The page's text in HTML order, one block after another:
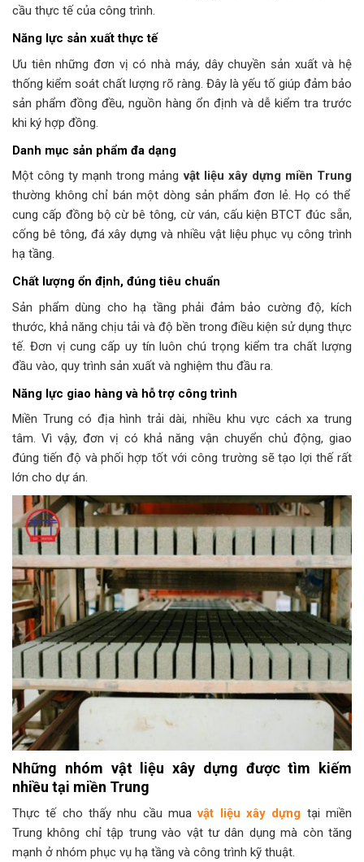
cầu thực tế của công trình.
Năng lực sản xuất thực tế
Ưu tiên những đơn vị có nhà máy, dây chuyền sản xuất và hệ
thống kiểm soát chất lượng rõ ràng. Đây là yếu tố giúp đảm bảo
sản phẩm đồng đều, nguồn hàng ổn định và dễ kiểm tra trước
khi ký hợp đồng.
Danh mục sản phẩm đa dạng
Một công ty mạnh trong mảngvật liệu xây dựng miền Trung
thường không chỉ bán một dòng sản phẩm đơn lẻ. Họ có thể
cung cấp đồng bộ cừ bê tông, cừ ván, cấu kiện BTCT đúc sẵn,
cống bê tông, đá xây dựng và nhiều vật liệu phục vụ công trình
hạ tầng.
Chất lượng ổn định, đúng tiêu chuẩn
Sản phẩm dùng cho hạ tầng phải đảm bảo cường độ, kích
thước, khả năng chịu tải và độ bền trong điều kiện sử dụng thực
tế. Đơn vị cung cấp uy tín luôn chú trọng kiểm tra chất lượng
đầu vào, quy trình sản xuất và nghiệm thu đầu ra.
Năng lực giao hàng và hỗ trợ công trình
Miền Trung có địa hình trải dài, nhiều khu vực cách xa trung
tâm. Vì vậy, đơn vị có khả năng vận chuyển chủ động, giao
đúng tiến độ và phối hợp tốt với công trường sẽ tạo lợi thế rất
lớn cho dự án.
Những nhóm vật liệu xây dựng được tìm kiếm
nhiều tại miền Trung
Thực tế cho thấy nhu cầu muavật liệu xây dựng tại miền
Trung không chỉ tập trung vào vật tư dân dụng mà còn tăng
mạnh ở nhóm phục vụ hạ tầng và công trình kỹ thuật.